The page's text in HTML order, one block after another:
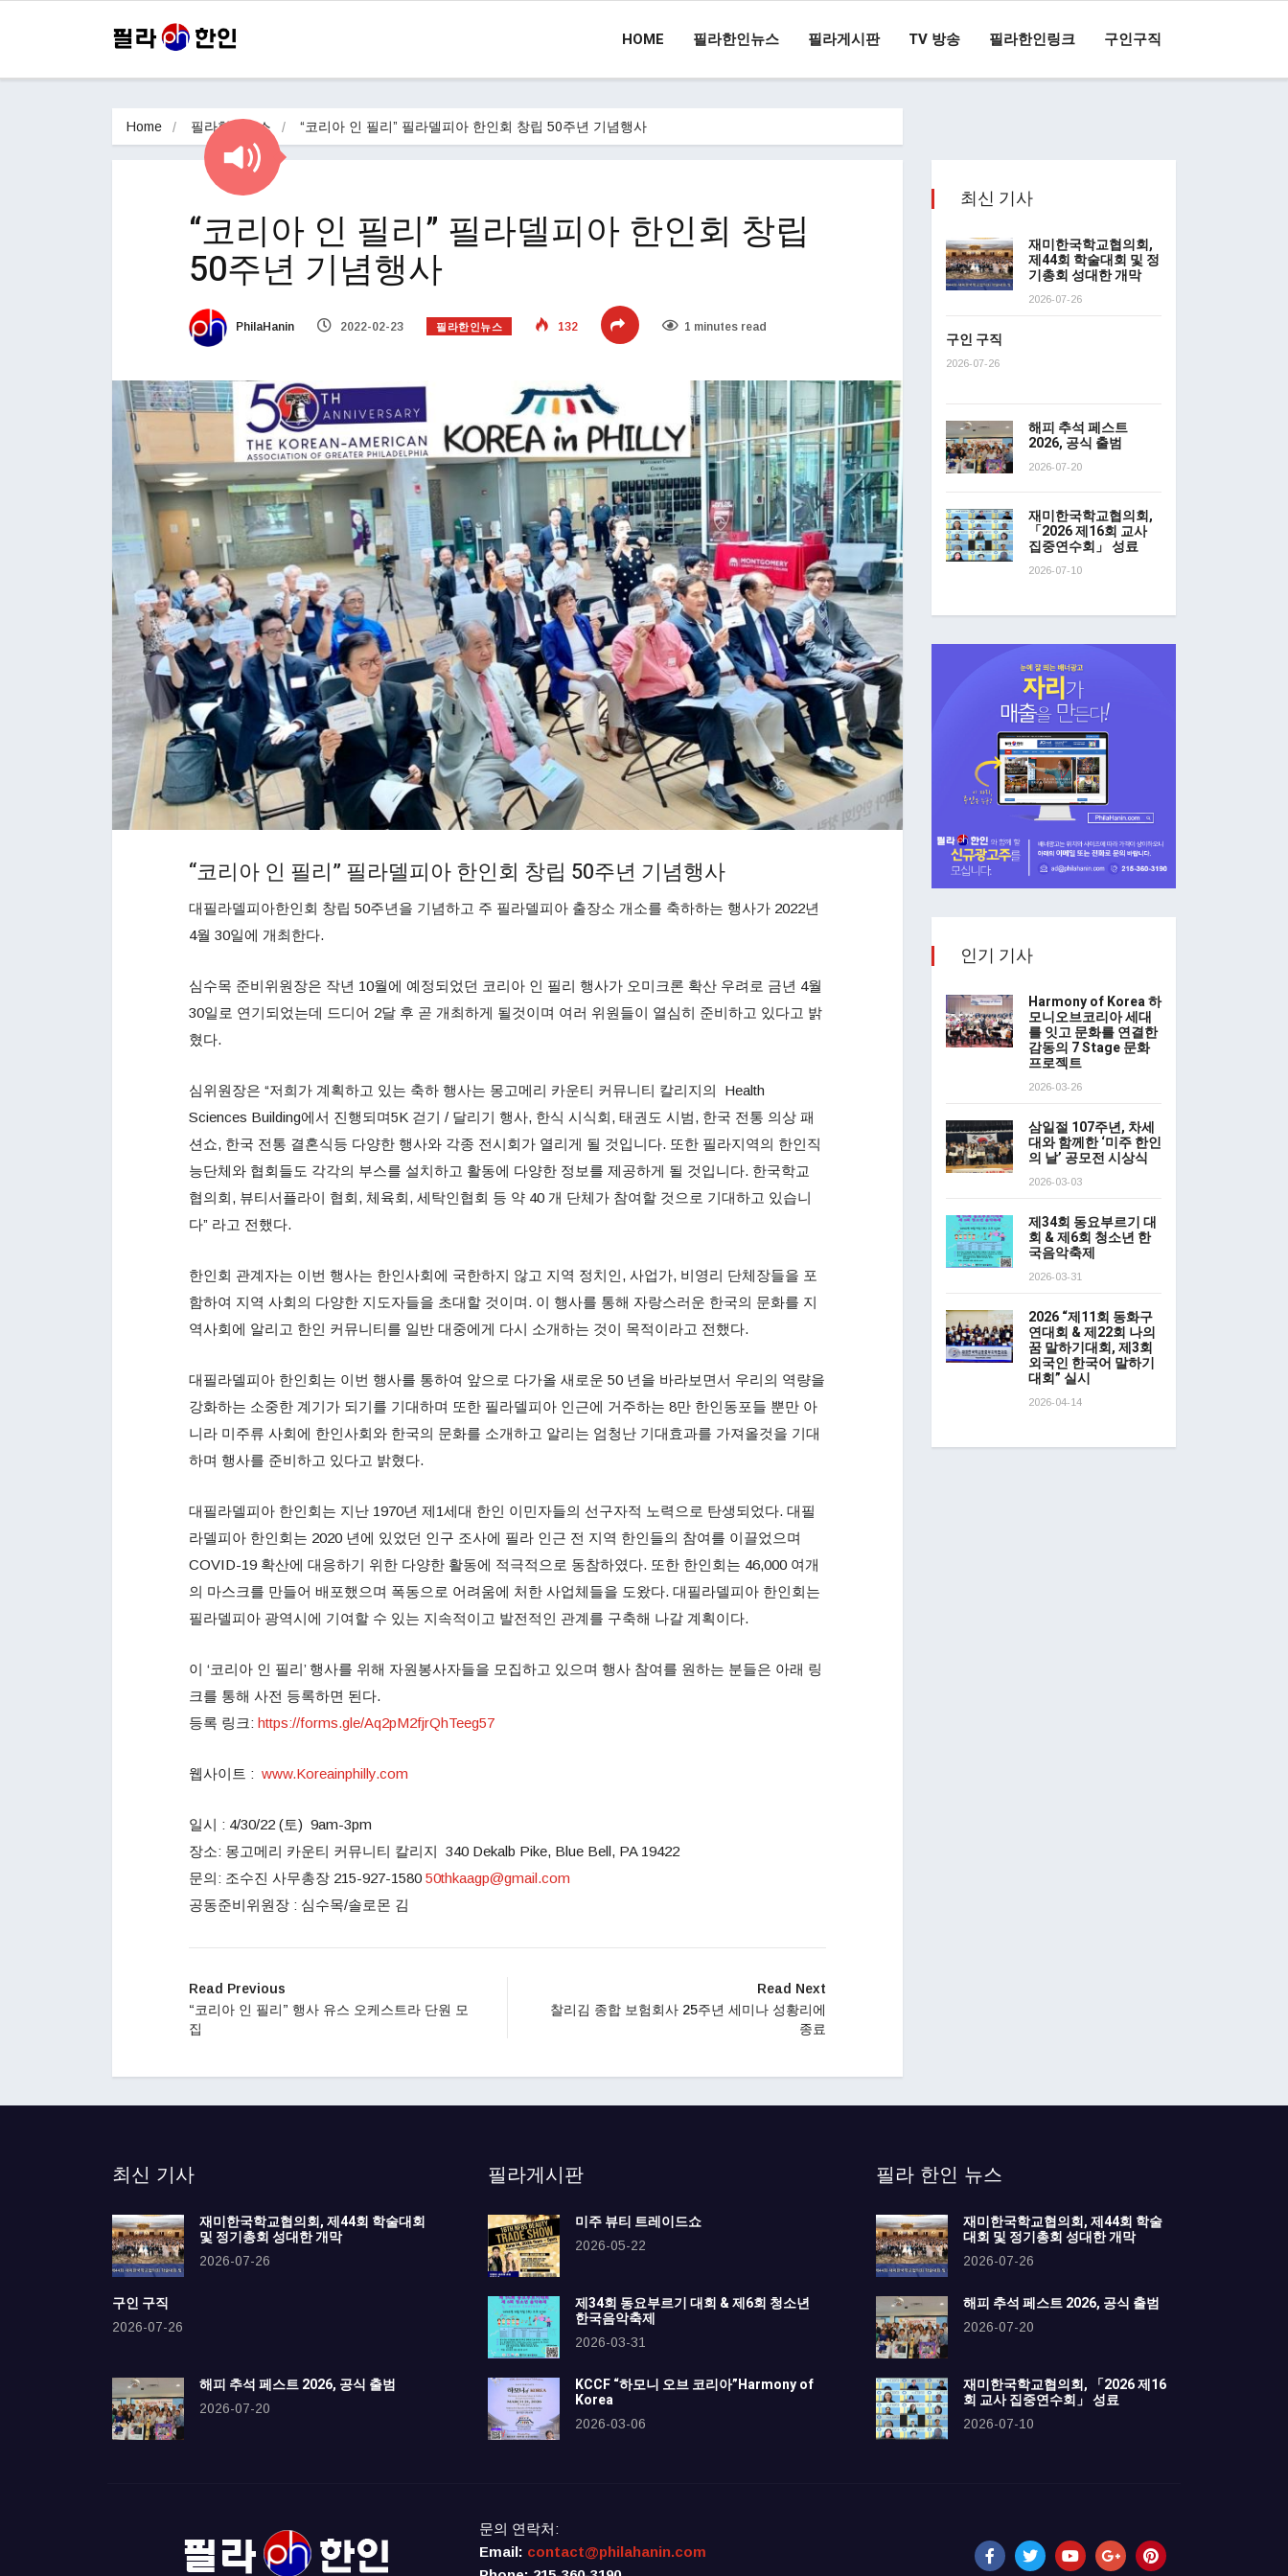
HOME 필라한인뉴스 필라게시판 TV 방송 필라한인링크 구인구직
Home 필라한인뉴스 “코리아 인 필리” 필라델피아 한인회 창립 50주년 기념행사
“코리아 인 필리” 필라델피아 한인회 창립
50주년 기념행사
PhilaHanin 2022-02-23 필라한인뉴스 132 1 minutes read
“코리아 인 필리” 필라델피아 한인회 창립 50주년 기념행사
대필라델피아한인회 창립 50주년을 기념하고 주 필라델피아 출장소 개소를 축하하는 행사가 2022년
4월 30일에 개최한다.
심수목 준비위원장은 작년 10월에 예정되었던 코리아 인 필리 행사가 오미크론 확산 우려로 금년 4월
30일로 연기되었는데 드디어 2달 후 곧 개최하게 될것이며 여러 위원들이 열심히 준비하고 있다고 밝
혔다.
심위원장은 “저희가 계획하고 있는 축하 행사는 몽고메리 카운티 커뮤니티 칼리지의 Health
Sciences Building에서 진행되며5K 걷기 / 달리기 행사, 한식 시식회, 태권도 시범, 한국 전통 의상 패
션쇼, 한국 전통 결혼식등 다양한 행사와 각종 전시회가 열리게 될 것입니다. 또한 필라지역의 한인직
능단체와 협회들도 각각의 부스를 설치하고 활동에 다양한 정보를 제공하게 될 것입니다. 한국학교
협의회, 뷰티서플라이 협회, 체육회, 세탁인협회 등 약 40 개 단체가 참여할 것으로 기대하고 있습니
다” 라고 전했다.
한인회 관계자는 이번 행사는 한인사회에 국한하지 않고 지역 정치인, 사업가, 비영리 단체장들을 포
함하여 지역 사회의 다양한 지도자들을 초대할 것이며. 이 행사를 통해 자랑스러운 한국의 문화를 지
역사회에 알리고 한인 커뮤니티를 일반 대중에게 다시 소개하는 것이 목적이라고 전했다.
대필라델피아 한인회는 이번 행사를 통하여 앞으로 다가올 새로운 50 년을 바라보면서 우리의 역량을
강화하는 소중한 계기가 되기를 기대하며 또한 필라델피아 인근에 거주하는 8만 한인동포들 뿐만 아
니라 미주류 사회에 한인사회와 한국의 문화를 소개하고 알리는 엄청난 기대효과를 가져올것을 기대
하며 행사를 준비하고 있다고 밝혔다.
대필라델피아 한인회는 지난 1970년 제1세대 한인 이민자들의 선구자적 노력으로 탄생되었다. 대필
라델피아 한인회는 2020 년에 있었던 인구 조사에 필라 인근 전 지역 한인들의 참여를 이끌었으며
COVID-19 확산에 대응하기 위한 다양한 활동에 적극적으로 동참하였다. 또한 한인회는 46,000 여개
의 마스크를 만들어 배포했으며 폭동으로 어려움에 처한 사업체들을 도왔다. 대필라델피아 한인회는
필라델피아 광역시에 기여할 수 있는 지속적이고 발전적인 관계를 구축해 나갈 계획이다.
이 ‘코리아 인 필리’ 행사를 위해 자원봉사자들을 모집하고 있으며 행사 참여를 원하는 분들은 아래 링
크를 통해 사전 등록하면 된다.
등록 링크: https://forms.gle/Aq2pM2fjrQhTeeg57
웹사이트 : www.Koreainphilly.com
일시 : 4/30/22 (토) 9am-3pm
장소: 몽고메리 카운티 커뮤니티 칼리지 340 Dekalb Pike, Blue Bell, PA 19422
문의: 조수진 사무총장 215-927-1580 50thkaagp@gmail.com
공동준비위원장 : 심수목/솔로몬 김
Read Previous
“코리아 인 필리” 행사 유스 오케스트라 단원 모
집
Read Next
찰리김 종합 보험회사 25주년 세미나 성황리에
종료
최신 기사
재미한국학교협의회,
제44회 학술대회 및 정
기총회 성대한 개막
2026-07-26
구인 구직
2026-07-26
해피 추석 페스트
2026, 공식 출범
2026-07-20
재미한국학교협의회,
「2026 제16회 교사
집중연수회」 성료
2026-07-10
인기 기사
Harmony of Korea 하
모니오브코리아 세대
를 잇고 문화를 연결한
감동의 7 Stage 문화
프로젝트
2026-03-26
삼일절 107주년, 차세
대와 함께한 ‘미주 한인
의 날’ 공모전 시상식
2026-03-03
제34회 동요부르기 대
회 & 제6회 청소년 한
국음악축제
2026-03-31
2026 “제11회 동화구
연대회 & 제22회 나의
꿈 말하기대회, 제3회
외국인 한국어 말하기
대회” 실시
2026-04-14
최신 기사
재미한국학교협의회, 제44회 학술대회
및 정기총회 성대한 개막
2026-07-26
구인 구직
2026-07-26
해피 추석 페스트 2026, 공식 출범
2026-07-20
필라게시판
미주 뷰티 트레이드쇼
2026-05-22
제34회 동요부르기 대회 & 제6회 청소년
한국음악축제
2026-03-31
KCCF “하모니 오브 코리아”Harmony of
Korea
2026-03-06
필라 한인 뉴스
재미한국학교협의회, 제44회 학술
대회 및 정기총회 성대한 개막
2026-07-26
해피 추석 페스트 2026, 공식 출범
2026-07-20
재미한국학교협의회, 「2026 제16
회 교사 집중연수회」 성료
2026-07-10
문의 연락처:
Email: contact@philahanin.com